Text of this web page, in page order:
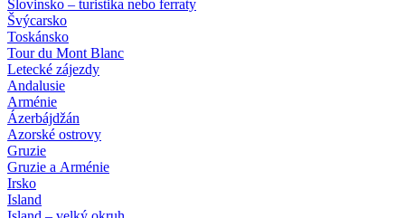
Slovinsko – turistika nebo ferraty
Švýcarsko
Toskánsko
Tour du Mont Blanc
Letecké zájezdy
Andalusie
Arménie
Ázerbájdžán
Azorské ostrovy
Gruzie
Gruzie a Arménie
Irsko
Island